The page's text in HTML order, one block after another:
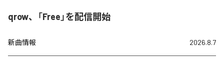
qrow、「Free」を配信開始
新曲情報 2026.8.7